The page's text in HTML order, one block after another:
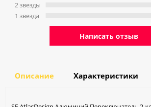
2 звeзды
1 звeзда
Написать отзыв
Описание Характеристики